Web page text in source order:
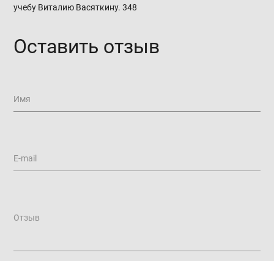
учебу Виталию Васяткину.348
Оставить отзыв
Имя
E-mail
Отзыв